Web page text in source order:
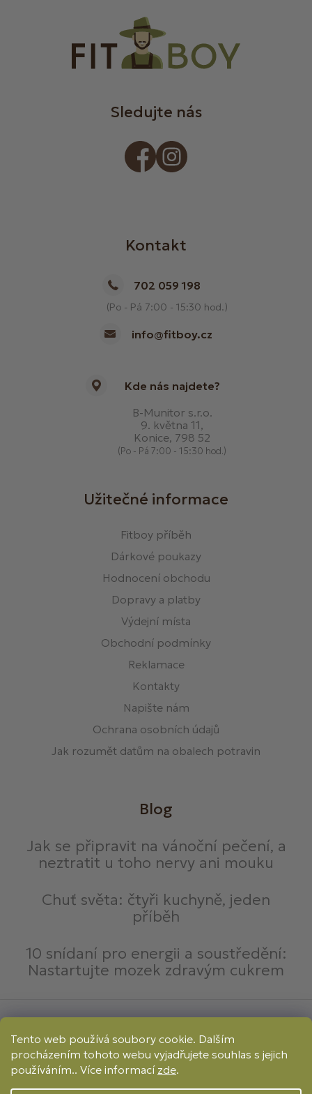
Tento web používá soubory cookie. Dalším
procházením tohoto webu vyjadřujete souhlas s jejich
používáním.. Více informací zde.
Sledujte nás
Kontakt
702 059 198
(Po - Pá 7:00 - 15:30 hod.)
info@fitboy.cz
Kde nás najdete?
B-Munitor s.r.o.
9. května 11,
Konice, 798 52
(Po - Pá 7:00 - 15:30 hod.)
Užitečné informace
Fitboy příběh
Dárkové poukazy
Hodnocení obchodu
Dopravy a platby
Výdejní místa
Obchodní podmínky
Reklamace
Kontakty
Napište nám
Ochrana osobních údajů
Jak rozumět datům na obalech potravin
Blog
Jak se připravit na vánoční pečení, a
neztratit u toho nervy ani mouku
Chuť světa: čtyři kuchyně, jeden
příběh
10 snídaní pro energii a soustředění:
Nastartujte mozek zdravým cukrem
Online Převod Dobírka
Způsoby dopravy: